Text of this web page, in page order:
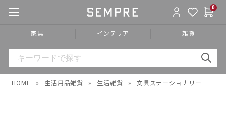
0
家具 インテリア 雑貨
HOME » 生活用品雑貨 » 生活雑貨 » 文具ステーショナリー